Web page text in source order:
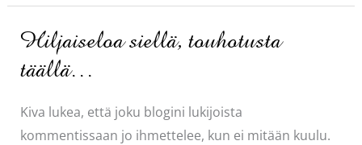
lanka
ei
aivan.
Hiljaiseloa siellä, touhotusta
täällä…
Kiva lukea, että joku blogini lukijoista
kommentissaan jo ihmettelee, kun ei mitään kuulu.